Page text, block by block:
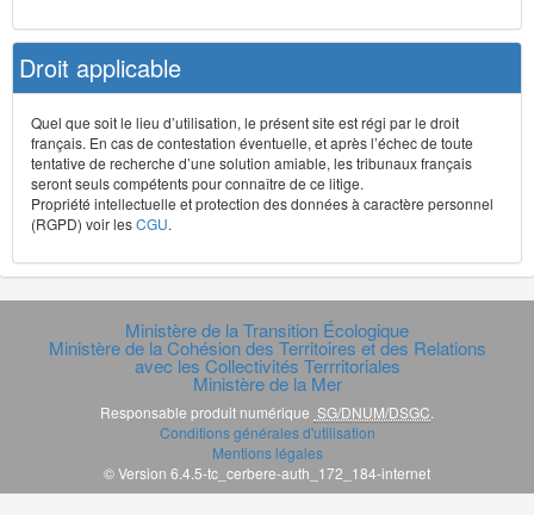
Droit applicable
Quel que soit le lieu d’utilisation, le présent site est régi par le droit
français. En cas de contestation éventuelle, et après l’échec de toute
tentative de recherche d’une solution amiable, les tribunaux français
seront seuls compétents pour connaître de ce litige.
Propriété intellectuelle et protection des données à caractère personnel
(RGPD) voir lesCGU.
Ministère de la Transition Écologique
Ministère de la Cohésion des Territoires et des Relations
avec les Collectivités Terrritoriales
Ministère de la Mer
Responsable produit numérique SG/DNUM/DSGC
Conditions générales d'utilisation
Mentions légales
© Version 6.4.5-tc_cerbere-auth_172_184-internet